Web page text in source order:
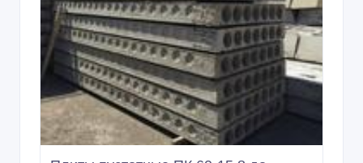
21/01/2026 06:38
Строительные материалы
Казахстан, Астана